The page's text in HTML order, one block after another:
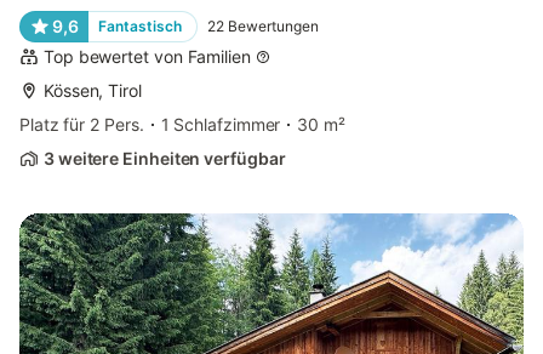
9,6
Fantastisch 22 Bewertungen
Top bewertet von Familien
Kössen, Tirol
Platz für 2 Pers.
1 Schlafzimmer
30 m²
3 weitere Einheiten verfügbar